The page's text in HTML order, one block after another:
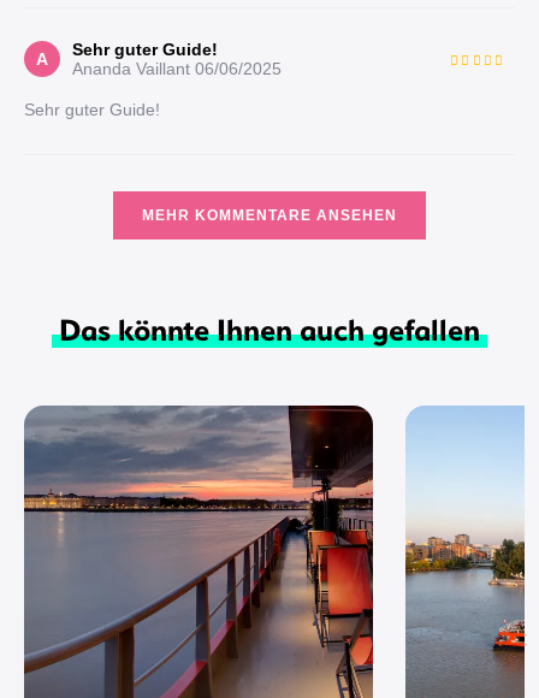
A
Sehr guter Guide!
Ananda Vaillant 06/06/2025
Sehr guter Guide!
MEHR KOMMENTARE ANSEHEN
Das könnte Ihnen auch gefallen